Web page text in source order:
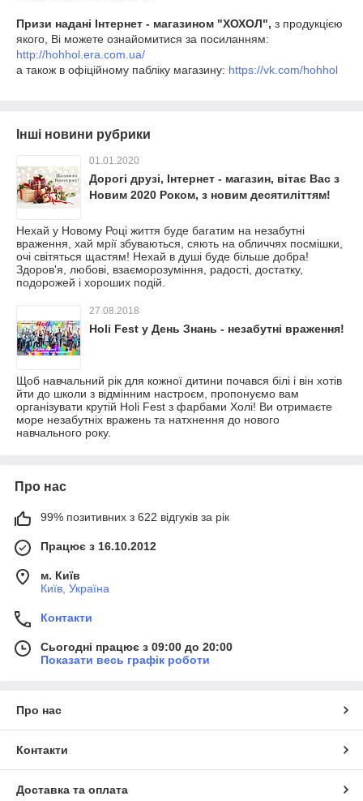
Призи надані Інтернет - магазином "ХОХОЛ", з продукцією
якого, Ві можете ознайомитися за посиланням:
http://hohhol.era.com.ua/
а також в офіційному пабліку магазину: https://vk.com/hohhol
Інші новини рубрики
01.01.2020
Дорогі друзі, Інтернет - магазин, вітає Вас з
Новим 2020 Роком, з новим десятиліттям!
Нехай у Новому Році життя буде багатим на незабутні
враження, хай мрії збуваються, сяють на обличчях посмішки,
очі світяться щастям! Нехай в душі буде більше добра!
Здоров'я, любові, взаєморозуміння, радості, достатку,
подорожей і хороших подій.
27.08.2018
Holi Fest у День Знань - незабутні враження!
Щоб навчальний рік для кожної дитини почався білі і він хотів
йти до школи з відмінним настроєм, пропонуємо вам
організувати крутій Holi Fest з фарбами Холі! Ви отримаєте
море незабутніх вражень та натхнення до нового
навчального року.
Про нас
99% позитивних з 622 відгуків за рік
Працює з 16.10.2012
м. Київ
Київ, Україна
Контакти
Сьогодні працює з 09:00 до 20:00
Показати весь графік роботи
Про нас
Контакти
Доставка та оплата